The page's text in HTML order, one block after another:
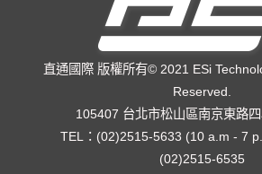
直通國際 版權所有© 2021 ESi
Reserved.
105407 台北市松山區南京東路
TEL：(02)2515-5633 (10 a.m -
(02)2515-6535